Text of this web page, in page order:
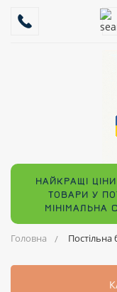
НАЙКРАЩІ
ТОВАРИ У
МІНІМАЛЬНА
Головна Постільна